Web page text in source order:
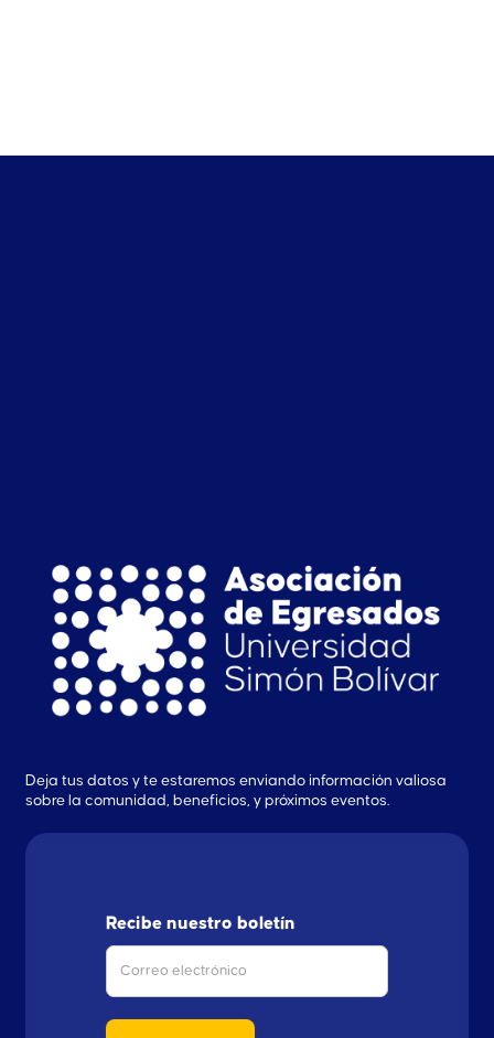
Deja tus datos y te estaremos enviando información valiosa
sobre la comunidad, beneficios, y próximos eventos.
Recibe nuestro boletín